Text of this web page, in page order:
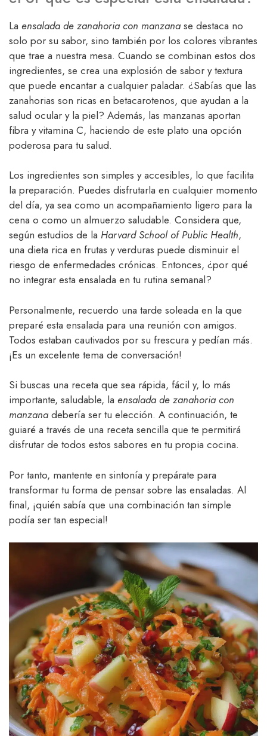
La ensalada de zanahoria con manzana se destaca no
solo por su sabor, sino también por los colores vibrantes
que trae a nuestra mesa. Cuando se combinan estos dos
ingredientes, se crea una explosión de sabor y textura
que puede encantar a cualquier paladar. ¿Sabías que las
zanahorias son ricas en betacarotenos, que ayudan a la
salud ocular y la piel? Además, las manzanas aportan
fibra y vitamina C, haciendo de este plato una opción
poderosa para tu salud.
Los ingredientes son simples y accesibles, lo que facilita
la preparación. Puedes disfrutarla en cualquier momento
del día, ya sea como un acompañamiento ligero para la
cena o como un almuerzo saludable. Considera que,
según estudios de la Harvard School of Public Health,
una dieta rica en frutas y verduras puede disminuir el
riesgo de enfermedades crónicas. Entonces, ¿por qué
no integrar esta ensalada en tu rutina semanal?
Personalmente, recuerdo una tarde soleada en la que
preparé esta ensalada para una reunión con amigos.
Todos estaban cautivados por su frescura y pedían más.
¡Es un excelente tema de conversación!
Si buscas una receta que sea rápida, fácil y, lo más
importante, saludable, la ensalada de zanahoria con
manzana debería ser tu elección. A continuación, te
guiaré a través de una receta sencilla que te permitirá
disfrutar de todos estos sabores en tu propia cocina.
Por tanto, mantente en sintonía y prepárate para
transformar tu forma de pensar sobre las ensaladas. Al
final, ¡quién sabía que una combinación tan simple
podía ser tan especial!